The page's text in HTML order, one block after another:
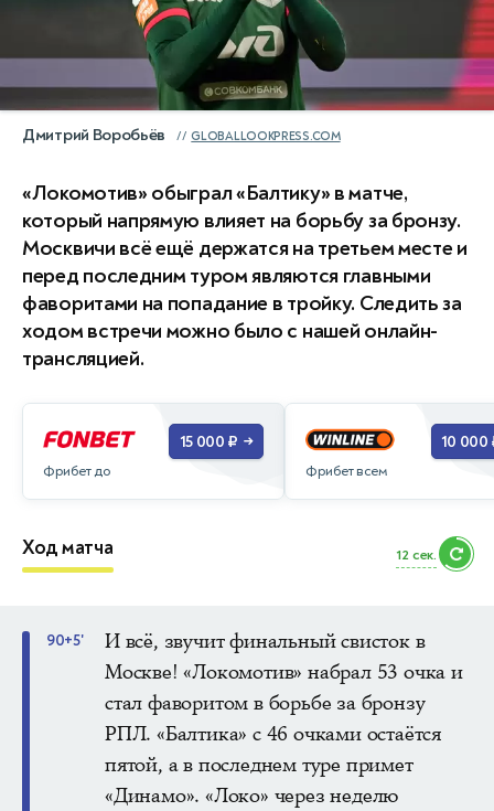
Дмитрий Воробьёв GLOBALLOOKPRESS.COM
«Локомотив» обыграл «Балтику» в матче,
который напрямую влияет на борьбу за бронзу.
Москвичи всё ещё держатся на третьем месте и
перед последним туром являются главными
фаворитами на попадание в тройку. Следить за
ходом встречи можно было с нашей онлайн-
трансляцией.
Фрибет до
15 000 ₽ →
Фрибет всем
10 000
Ход матча 11 сек.
90+5'
И всё, звучит финальный свисток в
Москве! «Локомотив» набрал 53 очка и
стал фаворитом в борьбе за бронзу
РПЛ. «Балтика» с 46 очками остаётся
пятой, а в последнем туре примет
«Динамо». «Локо» через неделю